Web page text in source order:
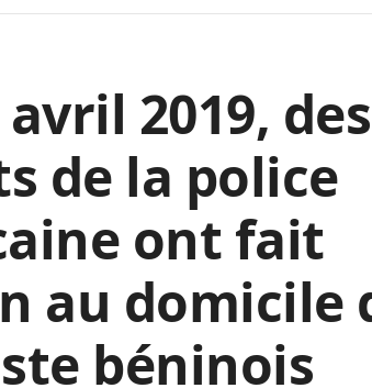
avril 2019, des
de la police
ont fait
au domicile
béninois